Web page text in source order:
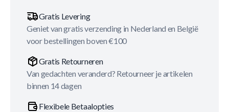
Gratis Levering
Geniet van gratis verzending in Nederland en België
voor bestellingen boven €100
Gratis Retourneren
Van gedachten veranderd? Retourneer je artikelen
binnen 14 dagen
Flexibele Betaalopties